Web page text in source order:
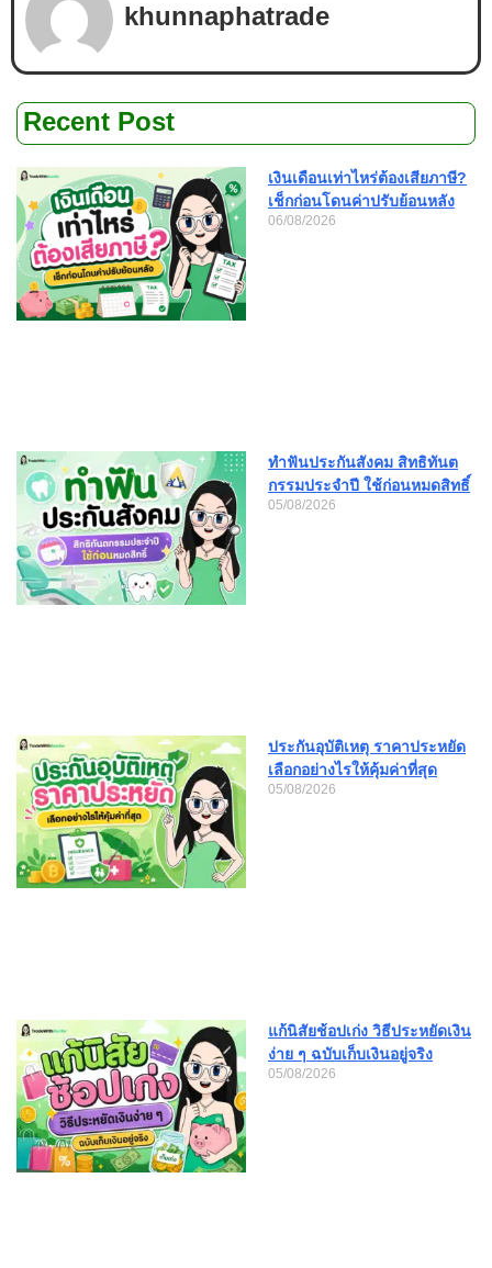
khunnaphatrade
Recent Post
เงินเดือนเท่าไหร่ต้องเสียภาษี?
เช็กก่อนโดนค่าปรับย้อนหลัง
06/08/2026
ทำฟันประกันสังคม สิทธิทันต
กรรมประจำปี ใช้ก่อนหมดสิทธิ์
05/08/2026
ประกันอุบัติเหตุ ราคาประหยัด
เลือกอย่างไรให้คุ้มค่าที่สุด
05/08/2026
แก้นิสัยช้อปเก่ง วิธีประหยัดเงิน
ง่าย ๆ ฉบับเก็บเงินอยู่จริง
05/08/2026